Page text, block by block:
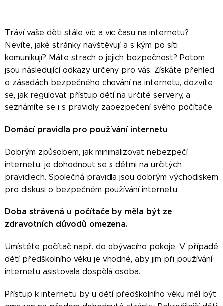
Tráví vaše děti stále víc a víc času na internetu?
Nevíte, jaké stránky navštěvují a s kým po síti
komunikují? Máte strach o jejich bezpečnost? Potom
jsou následující odkazy určeny pro vás. Získáte přehled
o zásadách bezpečného chování na internetu, dozvíte
se, jak regulovat přístup dětí na určité servery, a
seznámíte se i s pravidly zabezpečení svého počítače.
Domácí pravidla pro používání internetu
Dobrým způsobem, jak minimalizovat nebezpečí
internetu, je dohodnout se s dětmi na určitých
pravidlech. Společná pravidla jsou dobrým východiskem
pro diskusi o bezpečném používání internetu.
Doba strávená u počítače by měla být ze
zdravotních důvodů omezena.
Umístěte počítač např. do obývacího pokoje. V případě
dětí předškolního věku je vhodné, aby jim při používání
internetu asistovala dospělá osoba.
Přístup k internetu by u dětí předškolního věku měl být